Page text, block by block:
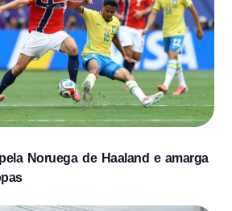
Noruega de Haaland e amarga